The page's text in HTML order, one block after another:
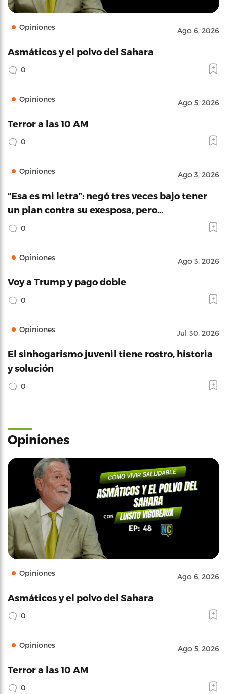
Opiniones Ago 6, 2026
Asmáticos y el polvo del Sahara
0
Opiniones Ago 5, 2026
Terror a las 10 AM
0
Opiniones Ago 3, 2026
“Esa es mi letra”: negó tres veces bajo tener
un plan contra su exesposa, pero…
0
Opiniones Ago 3, 2026
Voy a Trump y pago doble
0
Opiniones Jul 30, 2026
El sinhogarismo juvenil tiene rostro, historia
y solución
0
Opiniones
Opiniones Ago 6, 2026
Asmáticos y el polvo del Sahara
0
Opiniones Ago 5, 2026
Terror a las 10 AM
0